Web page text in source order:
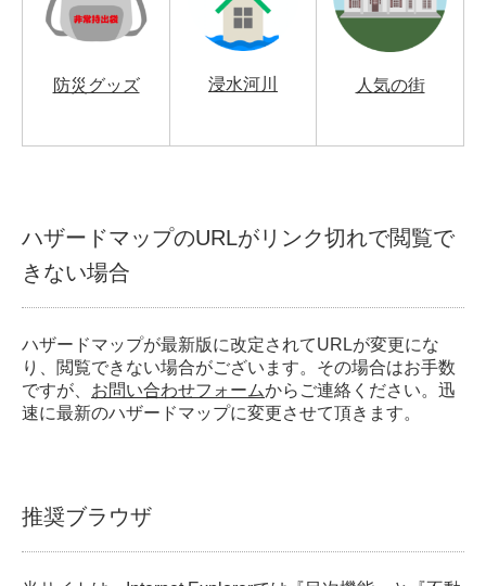
防災グッズ 浸水河川 人気の街
ハザードマップのURLがリンク切れで閲覧で
きない場合
ハザードマップが最新版に改定されてURLが変更にな
り、閲覧できない場合がございます。その場合はお手数
ですが、 お問い合わせフォームからご連絡ください。迅
速に最新のハザードマップに変更させて頂きます。
推奨ブラウザ